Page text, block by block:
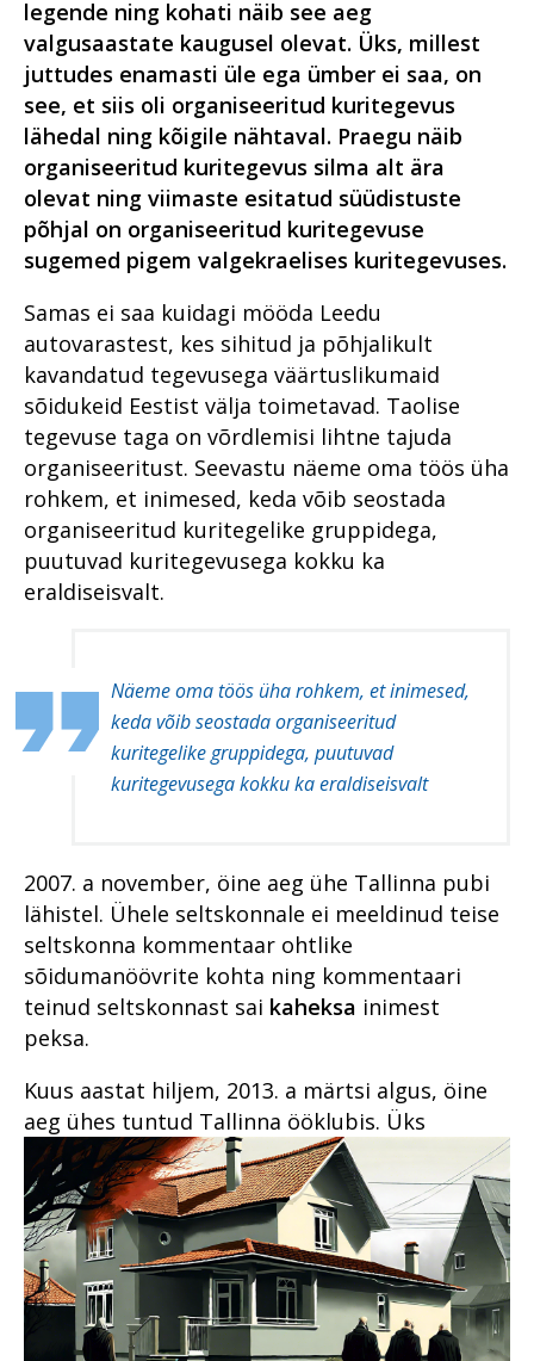
Korruptsioon
Kriminaalmenetluse statistika
Krüpteeritud sidevahendid
Kuidas möödus
veebiahvatlejate ja lapsporno
käitlejate püüdmisele
keskendunud tandemi
esimene aasta?
Kuidas toimetada kätte vara
kelle nime ega asukohta sa ei
tea?
Küberkuritegevus
Maa seest leitud skelett –
sündmus, mis pani teaduse
proovile
Oli aeg, mil toimikusse pandi
nii horoskoop kui rahatähtede
koopiad
Riigivastased kuriteod
Riik kogub, kodanik vaikib: kas
privaatsus on juba luksus?
Suure kahjuga
konfiskeerimine – kas Eestile
täiesti võõras?
Tugevatoimelised uimastid
VAADE TULEVIKKU: Milline
saab olema digitaalne
Vahistamine ja
konfiskeerimine
tark riik saada rikkaks ja teha
kurjategijad vaeseks
Majandus- ja
korruptsioonikuritegudele
suunatud löök: uus ringkond,
uued lahendused
Päevakajaline piirikaubandus
ehk pilguheit
sanktsioonikuriteo
menetlusse
Idee e-Eestile: kelmusi
takistavad turvavõrgud
Rahvusvaheline koostöö
Noorte täiskasvanute
erikohtlemine – uus suund
EPPO – esimeste
tegutsemisaastate kogemus
Kuidas peaks käima
Kriminaalmenetluse statistika
Vahistamine ja
konfiskeerimine
Perevägivald
Raske
korruptsioonikuritegevus
Tugevatoimelised uimastid
Riigivastased süüteod
Organiseeritud kuritegevus
Küberkuritegevus
Tugevatoimelised uimastid
Suure kahjuga
majanduskuritegevus
Riigivastased süüteod
Organiseeritud kuritegevus
Küberkuritegevus
Seksuaalkasvatus on parim
ennetamiseks
PEth biomarker alkoholi ja
kuritegevuse vahel
Tulirelv kogukonnas on kui
kahe teraga mõõk
Ajas muutuvad
(vägivalla)kuriteod
Kauplusevargused – kas
kerge hõlptulu või vastuseta
Ahistava jälitamise juhtumites
mängib rolli omanditunne
Ahistamist ei pea taluma
Kui kuritegelik ühendus
koduõuele kipub
Nõrgemate ärakasutamine
riivab ühiskondlikku
õig(l)ustunnet
kogukonnaga
Põhja ringkonnaprokuratuur
Lääne ringkonnaprokuratuur
Lõuna ringkonnaprokuratuur
Viru ringkonnaprokuratuur
Süüdistusosakond 1
Süüdistusosakond 2
legende ning kohati näib see aeg
valgusaastate kaugusel olevat. Üks, millest
juttudes enamasti üle ega ümber ei saa, on
see, et siis oli organiseeritud kuritegevus
lähedal ning kõigile nähtaval. Praegu näib
organiseeritud kuritegevus silma alt ära
olevat ning viimaste esitatud süüdistuste
põhjal on organiseeritud kuritegevuse
sugemed pigem valgekraelises kuritegevuses.
Samas ei saa kuidagi mööda Leedu
autovarastest, kes sihitud ja põhjalikult
kavandatud tegevusega väärtuslikumaid
sõidukeid Eestist välja toimetavad. Taolise
tegevuse taga on võrdlemisi lihtne tajuda
organiseeritust. Seevastu näeme oma töös üha
rohkem, et inimesed, keda võib seostada
organiseeritud kuritegelike gruppidega,
puutuvad kuritegevusega kokku ka
eraldiseisvalt.
Näeme oma töös üha rohkem, et inimesed,
keda võib seostada organiseeritud
kuritegelike gruppidega, puutuvad
kuritegevusega kokku ka eraldiseisvalt
2007. a november, öine aeg ühe Tallinna pubi
lähistel. Ühele seltskonnale ei meeldinud teise
seltskonna kommentaar ohtlike
sõidumanöövrite kohta ning kommentaari
teinud seltskonnast sai kaheksa inimest
peksa.
Kuus aastat hiljem, 2013. a märtsi algus, öine
aeg ühes tuntud Tallinna ööklubis. Üks